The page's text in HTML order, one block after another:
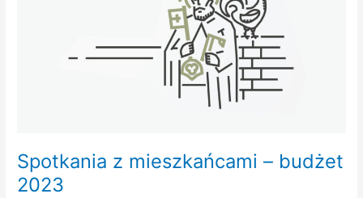
Spotkania z mieszkańcami – budżet
2023